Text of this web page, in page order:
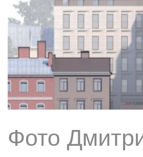
Фото